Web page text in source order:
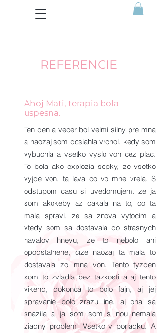
REFERENCIE
Ahoj Mati, terapia bola
uspesna.
Ten den a vecer bol velmi silny pre mna
a naozaj som dosiahla vrchol, kedy som
vybuchla a vsetko vyslo von cez plac.
To bola ako explozia sopky, ze vsetko
vyjde von, ta lava co vo mne vrela. S
odstupom casu si uvedomujem, ze ja
som akokeby az cakala na to, co ta
mala spravi, ze sa znova vytocim a
vtedy som sa dostavala do strasnych
navalov hnevu, ze to nebolo ani
opodstatnene, cize naozaj ta mala to
dostavala zo mna von. Tento tyzden
som to zvladla bez tazkosti a aj tento
vikend, dokonca to bolo fajn, aj jej
spravanie bolo zrazu ine, aj ona sa
snazila a ja som som s nou nemala
ziadny problem! Vsetko v poriadku. A